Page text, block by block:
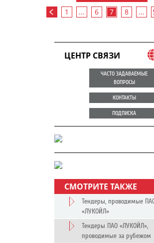
1 ... 6 7 8 ...
ЦЕНТР СВЯЗИ
ЧАСТО ЗАДАВАЕМЫЕ
ВОПРОСЫ
КОНТАКТЫ
ПОДПИСКА
СМОТРИТЕ ТАКЖЕ
Тендеры, проводимые
«ЛУКОЙЛ»
Тендеры ПАО «ЛУКОЙЛ»,
проводимые за рубежом